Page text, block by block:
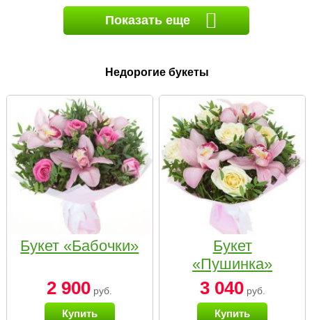
Показать еще
Недорогие букеты
Букет «Бабочки»
2 900 руб.
Купить
Букет
«Пушинка»
3 040руб.
Купить